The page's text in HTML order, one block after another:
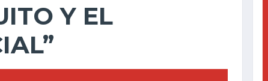
Y EL